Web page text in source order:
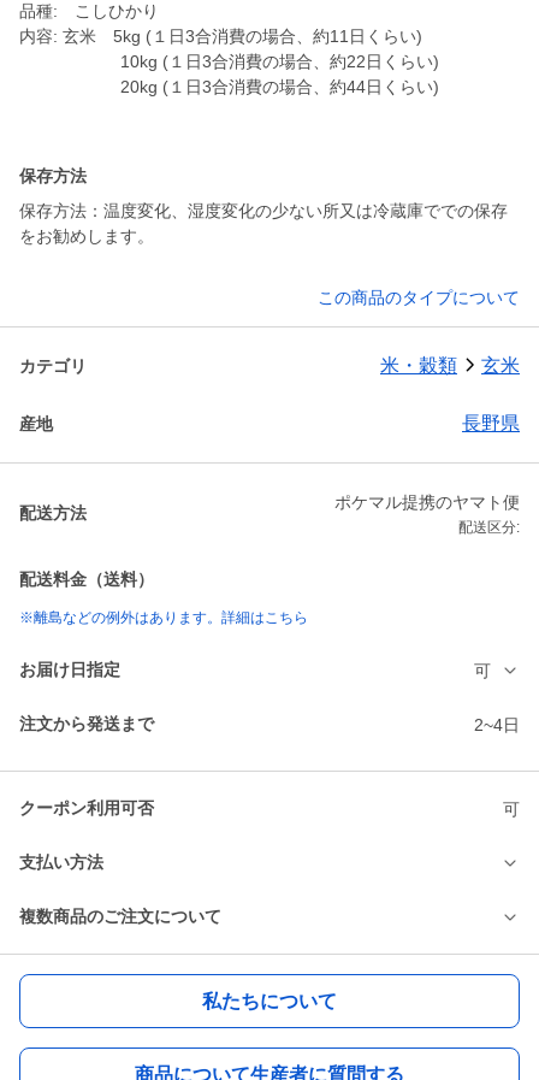
品種: こしひかり
内容: 玄米 5kg (１日3合消費の場合、約11日くらい)
10kg (１日3合消費の場合、約22日くらい)
20kg (１日3合消費の場合、約44日くらい)
保存方法
保存方法：温度変化、湿度変化の少ない所又は冷蔵庫ででの保存
をお勧めします。
この商品のタイプについて
カテゴリ 米・穀類 玄米
産地 長野県
配送方法
ポケマル提携のヤマト便
配送区分:
配送料金（送料）
※離島などの例外はあります。詳細はこちら
お届け日指定 可
注文から発送まで 2~4日
クーポン利用可否 可
支払い方法
複数商品のご注文について
私たちについて
商品について生産者に質問する